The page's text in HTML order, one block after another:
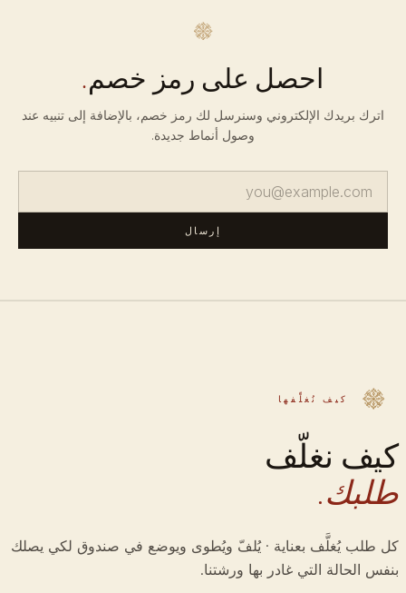
احصل على رمز خصم.
اترك بريدك الإلكتروني وسنرسل لك رمز خصم، بالإضافة إلى تنبيه عند
وصول أنماط جديدة.
إرسال
كيف نُغلِّفها
كيف نغلّف
طلبك.
كل طلب يُغلَّف بعناية · يُلفّ ويُطوى ويوضع في صندوق لكي يصلك
بنفس الحالة التي غادر بها ورشتنا.